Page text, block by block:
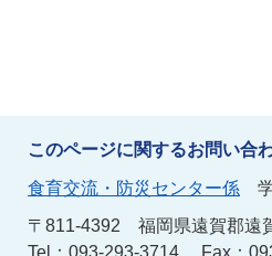
このページに関するお問い合
食育交流・防災センター係
〒811-4392
福岡県遠賀郡遠
Tel：093-293-3714
Fax：